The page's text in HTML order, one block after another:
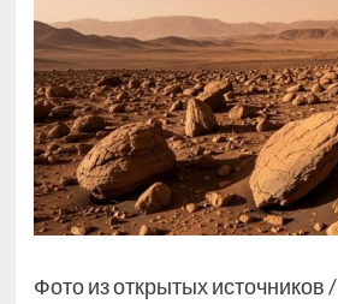
Фото из открытых источников /